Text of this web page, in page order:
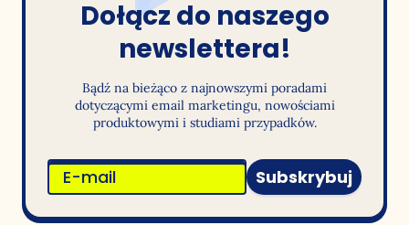
Dołącz do naszego
newslettera!
Bądź na bieżąco z najnowszymi poradami
dotyczącymi email marketingu, nowościami
produktowymi i studiami przypadków.
Subskrybuj